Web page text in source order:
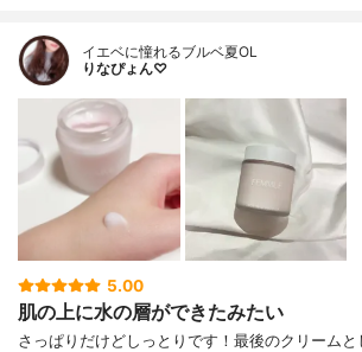
イエベに憧れるブルベ夏OL
りなぴょん♡
5.00
肌の上に水の層ができたみたい
さっぱりだけどしっとりです！最後のクリーム